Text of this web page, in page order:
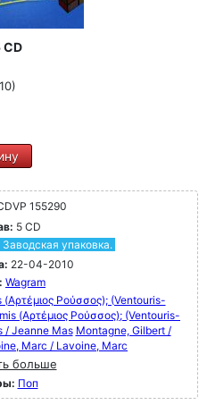
CD
155290
5 CD
упаковка.
22-04-2010
Wagram
(Αρτέμιος Ρούσσος); (Ventouris-
(Αρτέμιος Ρούσσος); (Ventouris-
/ Jeanne Mas Montagne, Gilbert /
Marc / Lavoine, Marc
больше
Поп